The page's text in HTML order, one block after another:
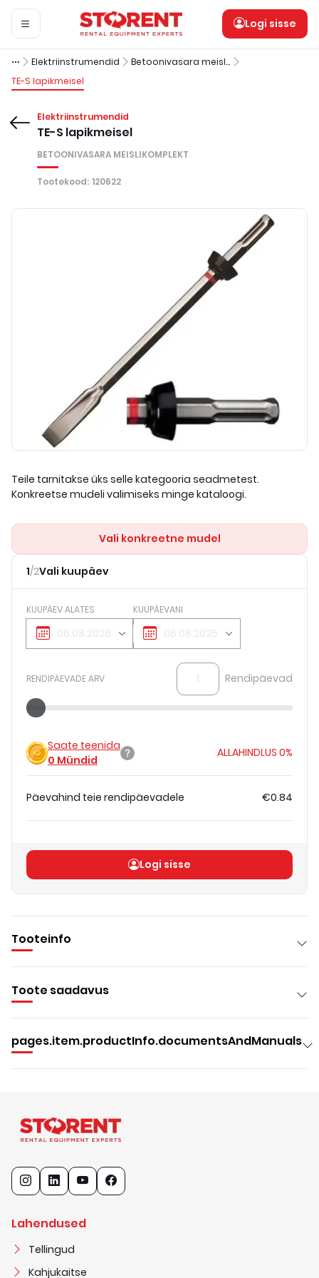
Logi sisse
Elektriinstrumendid
Betoonivasara meislikomplekt
TE-S lapikmeisel
Elektriinstrumendid
TE-S lapikmeisel
BETOONIVASARA MEISLIKOMPLEKT
Tootekood: 120622
Teile tarnitakse üks selle kategooria seadmetest.
Konkreetse mudeli valimiseks minge kataloogi.
Vali konkreetne mudel
1/2Vali kuupäev
KUUPÄEV ALATES KUUPÄEVANI
RENDIPÄEVADE ARV Rendipäevad
Saate teenida
0 Mündid
ALLAHINDLUS 0%
Päevahind teie rendipäevadele €0.84
Logi sisse
Tooteinfo
Toote saadavus
pages.item.productInfo.documentsAndManuals
Lahendused
Tellingud
Kahjukaitse